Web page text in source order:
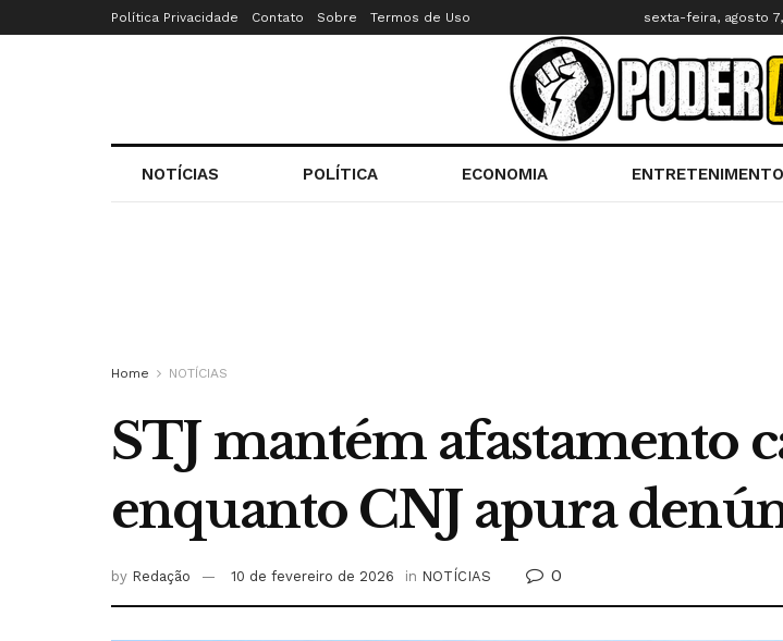
Política Privacidade Contato Sobre Termos de Uso sexta-feira, agosto
NOTÍCIAS POLÍTICA ECONOMIA ENTRETENIMENTO
Home NOTÍCIAS
STJ mantém afastamento
enquanto CNJ apura
by Redação 10 de fevereiro de 2026 in NOTÍCIAS 0